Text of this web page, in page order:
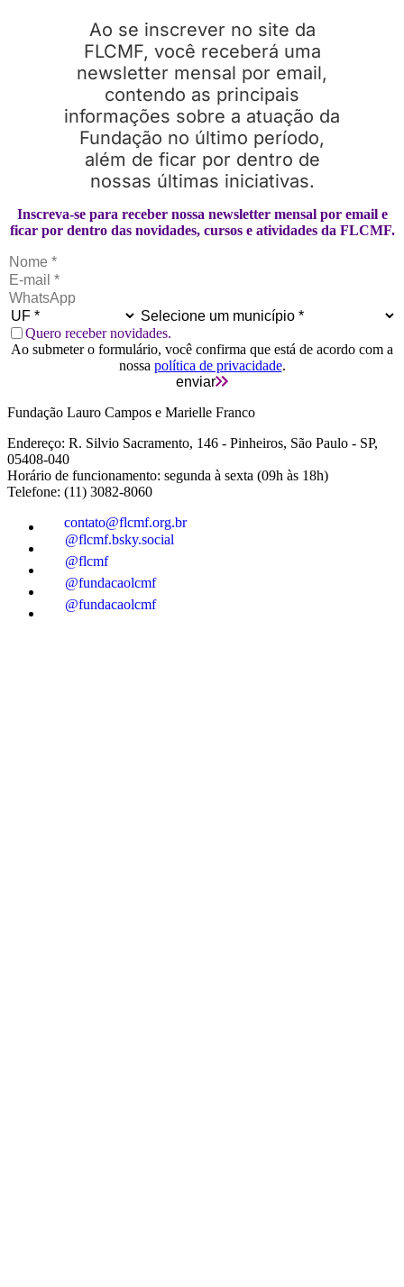
Inscreva-se para receber nossa newsletter mensal por email e
ficar por dentro das novidades, cursos e atividades da FLCMF.
Quero receber novidades.
Ao submeter o formulário, você confirma que está de acordo com a
nossa política de privacidade.
enviar
Ao se inscrever no site da
FLCMF, você receberá uma
newsletter mensal por email,
contendo as principais
informações sobre a atuação da
Fundação no último período,
além de ficar por dentro de
nossas últimas iniciativas.
Fundação Lauro Campos e Marielle Franco
Endereço: R. Silvio Sacramento, 146 - Pinheiros, São Paulo - SP,
05408-040
Horário de funcionamento: segunda à sexta (09h às 18h)
Telefone: (11) 3082-8060
contato@flcmf.org.br
@flcmf.bsky.social
@flcmf
@fundacaolcmf
@fundacaolcmf